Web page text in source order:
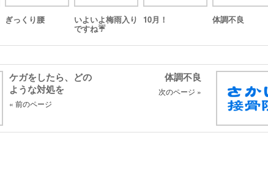
ぎっくり腰 いよいよ梅雨入り
ですね☔
10月！ 体調不良
ケガをしたら、どの
ような対処を
« 前のページ
体調不良
次のページ »